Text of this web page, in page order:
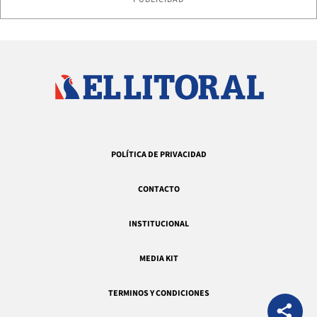
POLÍTICA DE PRIVACIDAD
CONTACTO
INSTITUCIONAL
MEDIA KIT
TERMINOS Y CONDICIONES